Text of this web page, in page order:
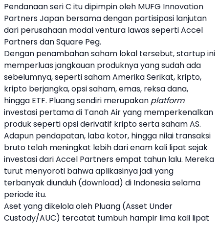
Pendanaanseri C itu dipimpin oleh MUFG Innovation
Partners Japan bersama dengan partisipasi lanjutan
dari perusahaan modal ventura lawas seperti Accel
Partners dan Square Peg.
Dengan penambahansaham lokal tersebut,startupini
memperluas jangkauan produknya yang sudah ada
sebelumnya, sepertisahamAmerika Serikat, kripto,
kripto berjangka, opsisaham, emas, reksa dana,
hingga ETF. Pluangsendiri merupakan platform
investasi pertama di Tanah Air yang memperkenalkan
produk seperti opsi derivatif kriptosertasahamAS.
Adapun pendapatan, laba kotor, hingga nilai transaksi
bruto telah meningkat lebih dari enam kali lipat sejak
investasi dari Accel Partners empat tahun lalu. Mereka
turut menyoroti bahwa aplikasinya jadi yang
terbanyak diunduh (download) di Indonesia selama
periode itu.
Aset yang dikelola oleh Pluang (Asset Under
Custody/AUC) tercatat tumbuh hampir lima kali lipat